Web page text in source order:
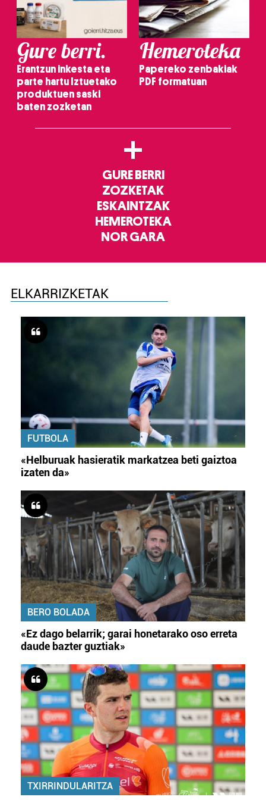
Gure berri.
Erantzun inkesta eta
parte hartu Iztuetako
produktuen saski
baten zozketan
Hemeroteka
Papereko zenbakiak
PDF formatuan
+
GURE BERRI
ZOZKETAK
ESKAINTZAK
HEMEROTEKA
NOR GARA
ELKARRIZKETAK
FUTBOLA
«Helburuak hasieratik markatzea beti gaiztoa
izaten da»
BERO BOLADA
«Ez dago belarrik; garai honetarako oso erreta
daude bazter guztiak»
TXIRRINDULARITZA